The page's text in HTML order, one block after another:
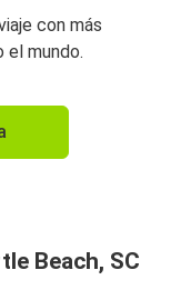
con más
mundo.
Beach, SC